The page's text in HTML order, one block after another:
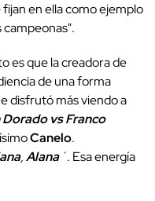
fijan en ella como ejemplo
es que la creadora de
de una forma
disfrutó más viendo a
vs Franco
Canelo.
,Alana´. Esa energía